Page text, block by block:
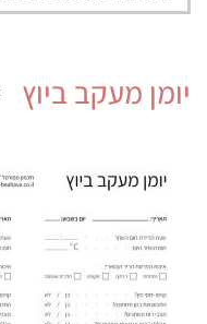
יומן מעקב ביוץ